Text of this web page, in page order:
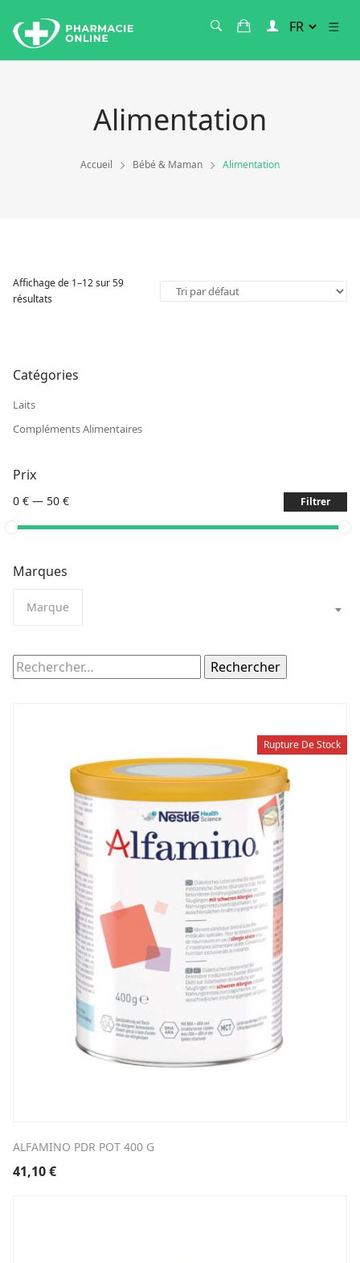
Alimentation
Accueil Bébé & Maman Alimentation
Affichage de 1–12 sur 59
résultats
Catégories
Laits
Compléments Alimentaires
Prix
0 € — 50 € Filtrer
Marques
Marque
Rechercher :
Rupture De Stock
ALFAMINO PDR POT 400 G
41,10€